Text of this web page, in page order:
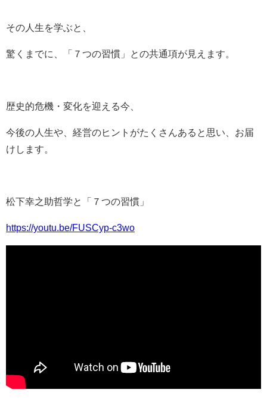
その人生を学ぶと、
驚くまでに、「７つの習慣」との共通項が見えます。
歴史的危機・変化を迎える今、
今後の人生や、経営のヒントがたくさんあると思い、お届
けします。
松下幸之助哲学と「７つの習慣」
https://youtu.be/FUSCyp-c3wo